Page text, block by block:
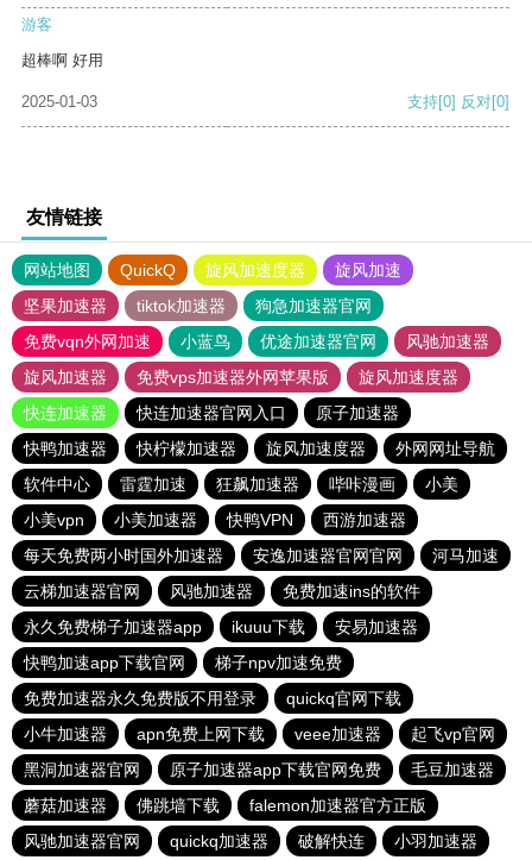
游客
超棒啊 好用
2025-01-03 支持[0] 反对[0]
友情链接
网站地图 QuickQ 旋风加速度器
旋风加速
坚果加速器
tiktok加速器
狗急加速器官网
免费vqn外网加速
小蓝鸟 优途加速器官网
风驰加速器
旋风加速器
免费vps加速器外网苹果版
旋风加速度器
快连加速器
快连加速器官网入口
原子加速器
快鸭加速器
快柠檬加速器 旋风加速度器
外网网址导航
软件中心
雷霆加速 狂飙加速器 哔咔漫画
小美
小美vpn
小美加速器 快鸭VPN
西游加速器
每天免费两小时国外加速器
安逸加速器官网官网
河马加速
云梯加速器官网
风驰加速器
免费加速ins的软件
永久免费梯子加速器app
ikuuu下载
安易加速器
快鸭加速app下载官网
梯子npv加速免费
免费加速器永久免费版不用登录
quickq官网下载
小牛加速器
apn免费上网下载 veee加速器
起飞vp官网
黑洞加速器官网
原子加速器app下载官网免费
毛豆加速器
蘑菇加速器
佛跳墙下载
falemon加速器官方正版
风驰加速器官网
quickq加速器 破解快连 小羽加速器